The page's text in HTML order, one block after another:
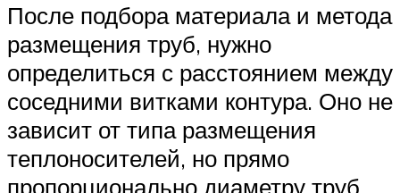
После подбора материала и метода
размещения труб, нужно
определиться с расстоянием между
соседними витками контура. Оно не
зависит от типа размещения
теплоносителей, но прямо
пропорционально диаметру труб.